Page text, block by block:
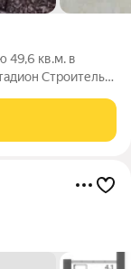
49,6 кв.м. в
Строитель).
любимые